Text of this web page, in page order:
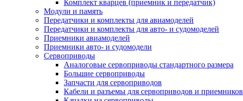
Комплект кварцев (приемник и передатчик)
Модули и память
Передатчики и комплекты для авиамоделей
Передатчики и комплекты для авто- и судомоделей
Приемники авиамоделей
Приемники авто- и судомодели
Сервоприводы
Аналоговые сервоприводы стандартного размера
Большие сервоприводы
Запчасти для сервоприводов
Кабели и разъемы для сервоприводов и приемников